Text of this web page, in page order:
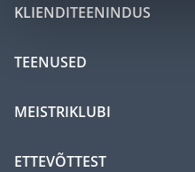
KLIENDITEENINDUS
TEENUSED
MEISTRIKLUBI
ETTEVÕTTEST